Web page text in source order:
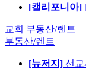
[캘리포니아]
교회 부동산/렌트
부동산/렌트
[뉴저지] 선